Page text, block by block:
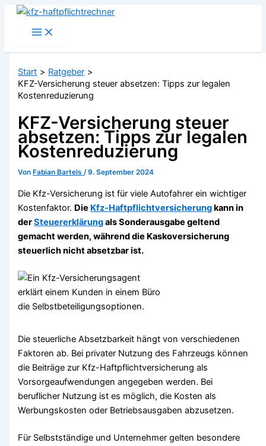
Zum
Start
Ratgeber
KFZ-Versicherung steuer absetzen: Tipps zur legalen
Kostenreduzierung
KFZ-Versicherung steuer
absetzen: Tipps zur legalen
Kostenreduzierung
Von Fabian Bartels/9. September 2024
Die Kfz-Versicherung ist für viele Autofahrer ein wichtiger
Kostenfaktor. Die Kfz-Haftpflichtversicherungkann in
derSteuererklärungals Sonderausgabe geltend
gemacht werden, während die Kaskoversicherung
steuerlich nicht absetzbar ist.
Die steuerliche Absetzbarkeit hängt von verschiedenen
Faktoren ab. Bei privater Nutzung des Fahrzeugs können
die Beiträge zur Kfz-Haftpflichtversicherung als
Vorsorgeaufwendungen angegeben werden. Bei
beruflicher Nutzung ist es möglich, die Kosten als
Werbungskosten oder Betriebsausgaben abzusetzen.
Für Selbstständige und Unternehmer gelten besondere